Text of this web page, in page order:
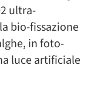
ultra-
bio-fissazione
in foto-
luce artificiale